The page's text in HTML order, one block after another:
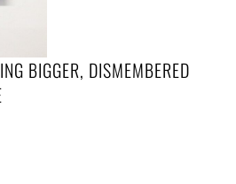
BIGGER, DISMEMBERED